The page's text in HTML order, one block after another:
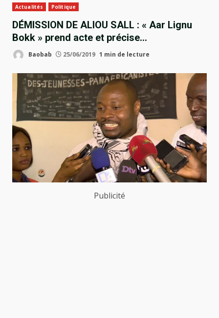
Actualités Politique
DÉMISSION DE ALIOU SALL : « Aar Lignu
Bokk » prend acte et précise…
Baobab 25/06/2019 1 min de lecture
Publicité